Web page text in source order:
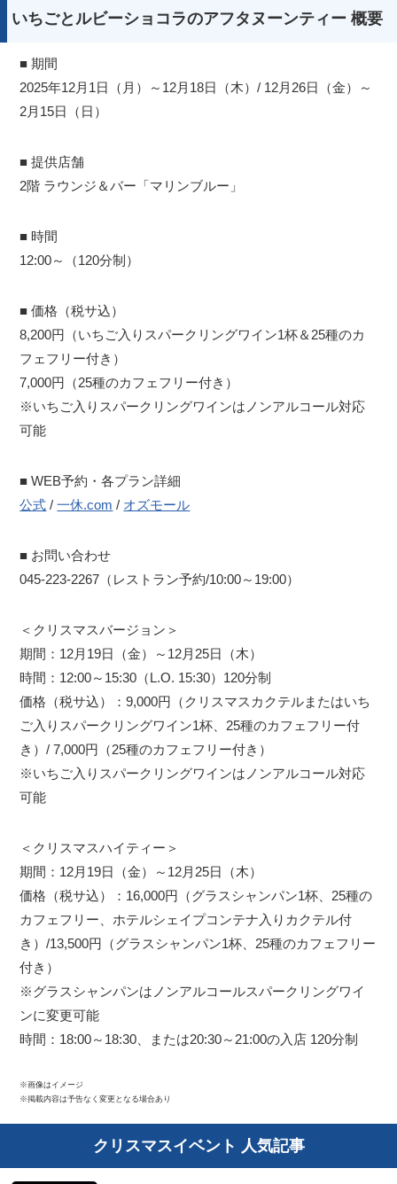
いちごとルビーショコラのアフタヌーンティー 概要
■ 期間
2025年12月1日（月）～12月18日（木）/ 12月26日（金）～
2月15日（日）
■ 提供店舗
2階 ラウンジ＆バー「マリンブルー」
■ 時間
12:00～（120分制）
■ 価格（税サ込）
8,200円（いちご入りスパークリングワイン1杯＆25種のカ
フェフリー付き）
7,000円（25種のカフェフリー付き）
※いちご入りスパークリングワインはノンアルコール対応
可能
■ WEB予約・各プラン詳細
公式 /一休.com / オズモール
■ お問い合わせ
045-223-2267（レストラン予約/10:00～19:00）
＜クリスマスバージョン＞
期間：12月19日（金）～12月25日（木）
時間：12:00～15:30（L.O. 15:30）120分制
価格（税サ込）：9,000円（クリスマスカクテルまたはいち
ご入りスパークリングワイン1杯、25種のカフェフリー付
き）/ 7,000円（25種のカフェフリー付き）
※いちご入りスパークリングワインはノンアルコール対応
可能
＜クリスマスハイティー＞
期間：12月19日（金）～12月25日（木）
価格（税サ込）：16,000円（グラスシャンパン1杯、25種の
カフェフリー、ホテルシェイプコンテナ入りカクテル付
き）/13,500円（グラスシャンパン1杯、25種のカフェフリー
付き）
※グラスシャンパンはノンアルコールスパークリングワイ
ンに変更可能
時間：18:00～18:30、または20:30～21:00の入店 120分制
※画像はイメージ
※掲載内容は予告なく変更となる場合あり
クリスマスイベント 人気記事